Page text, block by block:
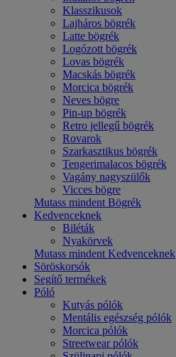
Klasszikusok
Lajháros bögrék
Latte bögrék
Logózott bögrék
Lovas bögrék
Macskás bögrék
Morcica bögrék
Neves bögre
Pin-up bögrék
Retro jellegű bögrék
Rovarok
Szarkasztikus bögrék
Tengerimalacos bögrék
Vagány nagyszülők
Vicces bögre
Mutass mindent Bögrék
Kedvenceknek
Biléták
Nyakörvek
Mutass mindent Kedvenceknek
Söröskorsók
Segítő termékek
Póló
Kutyás pólók
Mentális egészség pólók
Morcica pólók
Streetwear pólók